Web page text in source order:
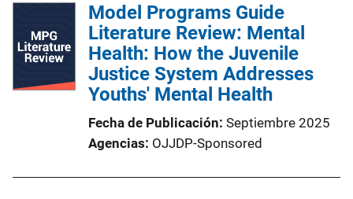
Model Programs Guide
Literature Review: Mental
Health: How the Juvenile
Justice System Addresses
Youths' Mental Health
Fecha de Publicación Septiembre 2025
Agencias OJJDP-Sponsored